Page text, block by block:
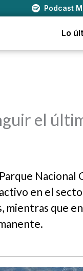
Podcast
Lo
el
Nacional
en el
que